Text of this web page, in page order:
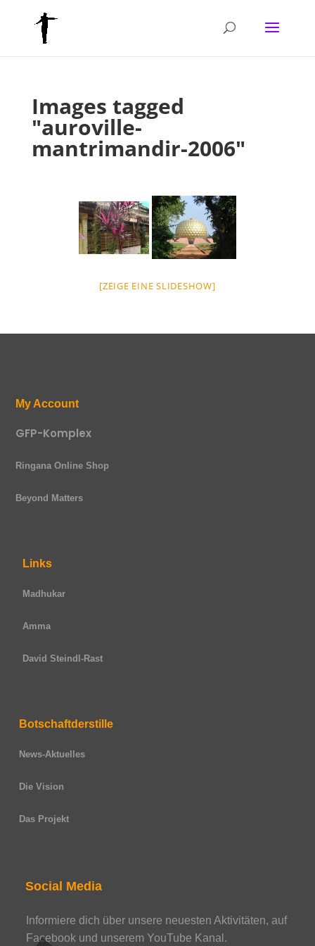
Images tagged
"auroville-
mantrimandir-2006"
[ZEIGE EINE SLIDESHOW]
My Account
GFP-Komplex
Ringana Online Shop
Beyond Matters
Links
Madhukar
Amma
David Steindl-Rast
Botschaftderstille
News-Aktuelles
Die Vision
Das Projekt
Social Media
Informiere dich über unsere neuesten Aktivitäten, auf
Facebook und unserem YouTube Kanal.